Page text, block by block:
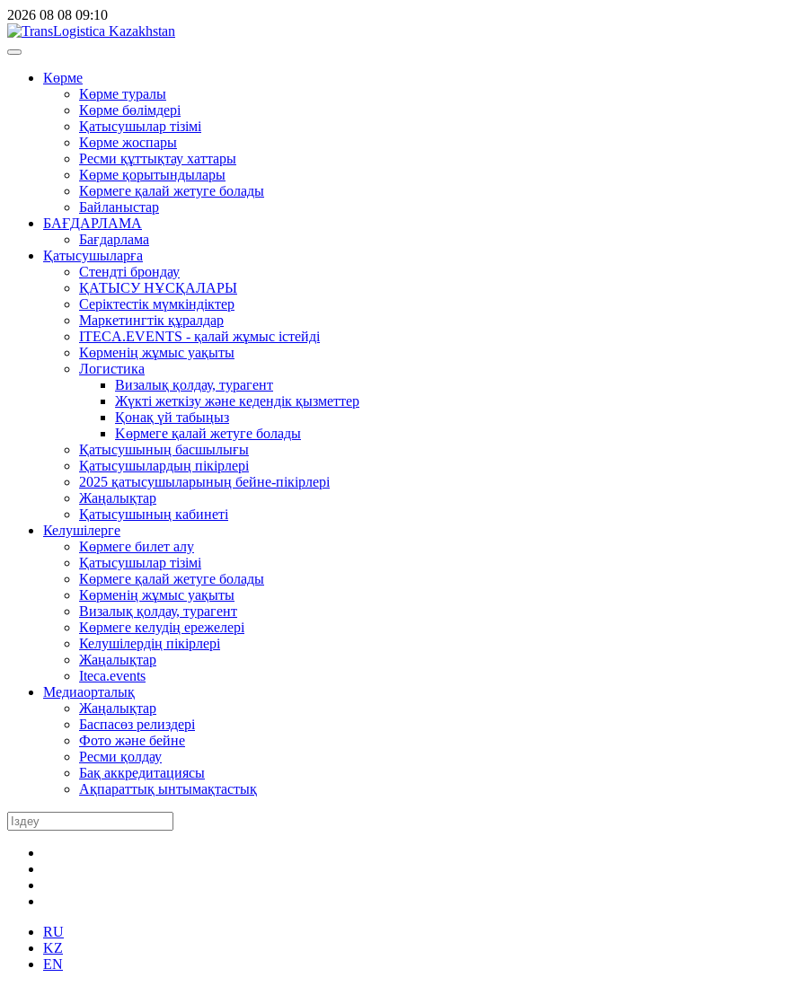
2026 08 08 09:10
Көрме
Көрме туралы
Көрме бөлімдері
Қатысушылар тізімі
Көрме жоспары
Ресми құттықтау хаттары
Көрме қорытындылары
Көрмеге қалай жетуге болады
Байланыстар
БАҒДАРЛАМА
Бағдарлама
Қатысушыларға
Стендті брондау
ҚАТЫСУ НҰСҚАЛАРЫ
Серіктестік мүмкіндіктер
Маркетингтік құралдар
ITECA.EVENTS - қалай жұмыс істейді
Көрменің жұмыс уақыты
Логистика
Визалық қолдау, турагент
Жүкті жеткізу және кедендік қызметтер
Қонақ үй табыңыз
Kөрмеге қалай жетуге болады
Қатысушының басшылығы
Қатысушылардың пікірлері
2025 қатысушыларының бейне-пікірлері
Жаңалықтар
Қатысушының кабинеті
Келушілерге
Көрмеге билет алу
Қатысушылар тізімі
Көрмеге қалай жетуге болады
Көрменің жұмыс уақыты
Визалық қолдау, турагент
Көрмеге келудің ережелері
Келушілердің пікірлері
Жаңалықтар
Iteca.events
Медиаорталық
Жаңалықтар
Баспасөз релиздері
Фото және бейне
Ресми қолдау
Бақ аккредитациясы
Ақпараттық ынтымақтастық
RU
KZ
EN